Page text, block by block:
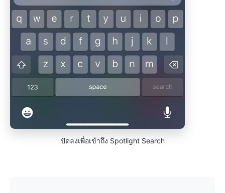
ปัดลงเพื่อเข้าถึง Spotlight Search